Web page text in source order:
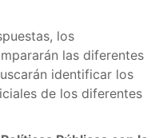
los
las diferentes
identificar los
de los diferentes